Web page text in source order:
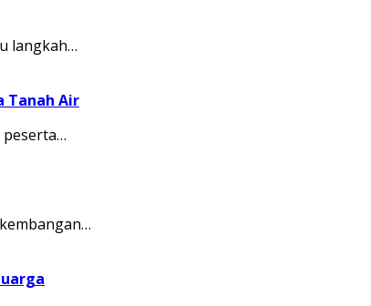
langkah…
Tanah Air
peserta…